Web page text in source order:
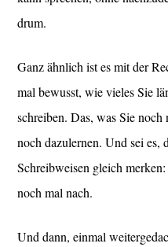
drum.
Ganz ähnlich ist es mit der
mal bewusst, wie vieles Sie
schreiben. Das, was Sie
noch dazulernen. Und sei es,
Schreibweisen gleich
noch mal nach.
Und dann, einmal